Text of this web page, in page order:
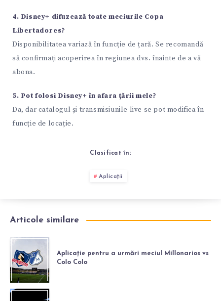
4. Disney+ difuzează toate meciurile Copa
Libertadores?
Disponibilitatea variază în funcție de țară. Se recomandă
să confirmați acoperirea în regiunea dvs. înainte de a vă
abona.
5. Pot folosi Disney+ în afara țării mele?
Da, dar catalogul și transmisiunile live se pot modifica în
funcție de locație.
Clasificat în:
Aplicații
Articole similare
Aplicație pentru a urmări meciul Millonarios vs
Colo Colo